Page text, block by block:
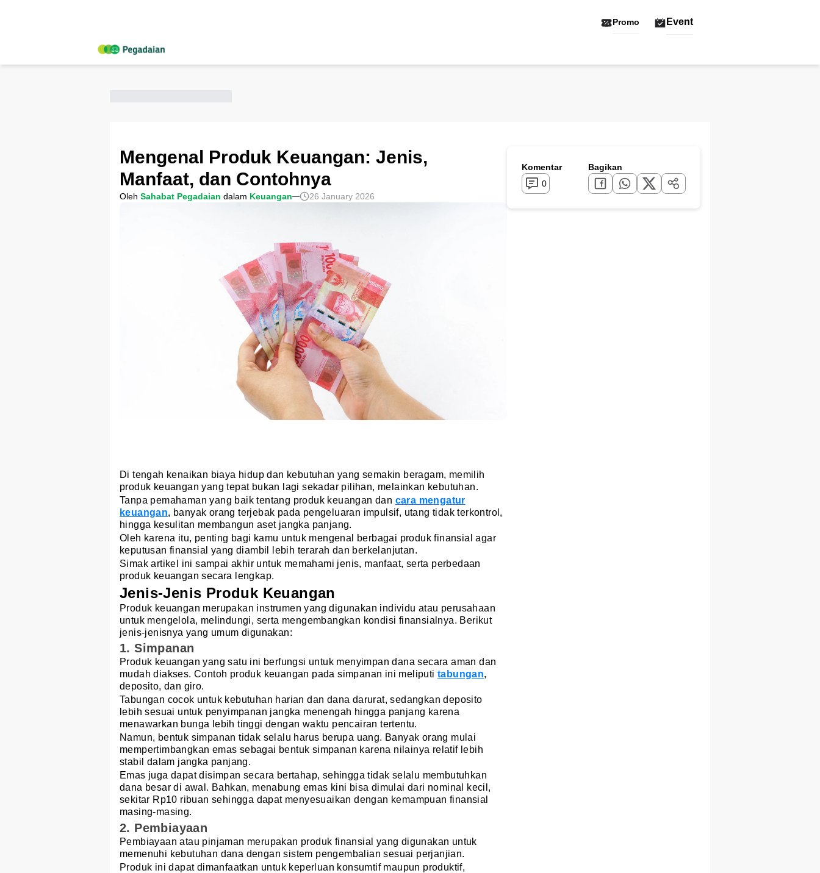
Promo Event
Mengenal Produk Keuangan: Jenis,
Manfaat, dan Contohnya
Oleh Sahabat Pegadaian dalam Keuangan 26 January 2026
Di tengah kenaikan biaya hidup dan kebutuhan yang semakin beragam, memilih
produk keuangan yang tepat bukan lagi sekadar pilihan, melainkan kebutuhan.
Tanpa pemahaman yang baik tentang produk keuangan dan cara mengatur
keuangan, banyak orang terjebak pada pengeluaran impulsif, utang tidak terkontrol,
hingga kesulitan membangun aset jangka panjang.
Oleh karena itu, penting bagi kamu untuk mengenal berbagai produk finansial agar
keputusan finansial yang diambil lebih terarah dan berkelanjutan.
Simak artikel ini sampai akhir untuk memahami jenis, manfaat, serta perbedaan
produk keuangan secara lengkap.
Jenis-Jenis Produk Keuangan
Produk keuangan merupakan instrumen yang digunakan individu atau perusahaan
untuk mengelola, melindungi, serta mengembangkan kondisi finansialnya. Berikut
jenis-jenisnya yang umum digunakan:
1. Simpanan
Produk keuangan yang satu ini berfungsi untuk menyimpan dana secara aman dan
mudah diakses. Contoh produk keuangan pada simpanan ini meliputi tabungan,
deposito, dan giro.
Tabungan cocok untuk kebutuhan harian dan dana darurat, sedangkan deposito
lebih sesuai untuk penyimpanan jangka menengah hingga panjang karena
menawarkan bunga lebih tinggi dengan waktu pencairan tertentu.
Namun, bentuk simpanan tidak selalu harus berupa uang. Banyak orang mulai
mempertimbangkan emas sebagai bentuk simpanan karena nilainya relatif lebih
stabil dalam jangka panjang.
Emas juga dapat disimpan secara bertahap, sehingga tidak selalu membutuhkan
dana besar di awal. Bahkan, menabung emas kini bisa dimulai dari nominal kecil,
sekitar Rp10 ribuan sehingga dapat menyesuaikan dengan kemampuan finansial
masing-masing.
2. Pembiayaan
Pembiayaan atau pinjaman merupakan produk finansial yang digunakan untuk
memenuhi kebutuhan dana dengan sistem pengembalian sesuai perjanjian.
Produk ini dapat dimanfaatkan untuk keperluan konsumtif maupun produktif,
Komentar
0
Bagikan